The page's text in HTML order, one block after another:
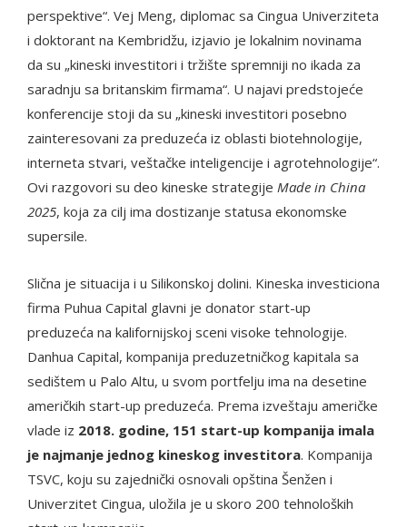
perspektive“. Vej Meng, diplomac sa Cingua Univerziteta
i doktorant na Kembridžu, izjavio je lokalnim novinama
da su „kineski investitori i tržište spremniji no ikada za
saradnju sa britanskim firmama“. U najavi predstojeće
konferencije stoji da su „kineski investitori posebno
zainteresovani za preduzeća iz oblasti biotehnologije,
interneta stvari, veštačke inteligencije i agrotehnologije“.
Ovi razgovori su deo kineske strategije Made in China
2025, koja za cilj ima dostizanje statusa ekonomske
supersile.
Slična je situacija i u Silikonskoj dolini. Kineska investiciona
firma Puhua Capital glavni je donator start-up
preduzeća na kalifornijskoj sceni visoke tehnologije.
Danhua Capital, kompanija preduzetničkog kapitala sa
sedištem u Palo Altu, u svom portfelju ima na desetine
američkih start-up preduzeća. Prema izveštaju američke
vlade iz 2018. godine, 151 start-up kompanija imala
je najmanje jednog kineskog investitora. Kompanija
TSVC, koju su zajednički osnovali opština Šenžen i
Univerzitet Cingua, uložila je u skoro 200 tehnoloških